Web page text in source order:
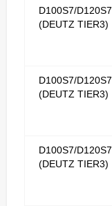
D100S7/D120S7
(DEUTZ TIER3)
D100S7/D120S7
(DEUTZ TIER3)
D100S7/D120S7
(DEUTZ TIER3)